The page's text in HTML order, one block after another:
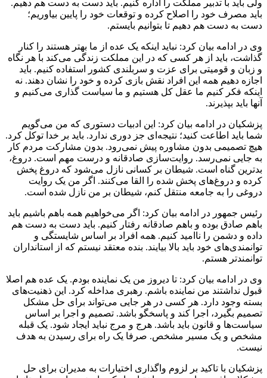
ولی باید با تدبیر مملکت را اداره کنیم. باید دست به دست هم دهیم.
باید مصرف خود را اصلاح کرده و توقعات خود را پایین بیاوریم؛
دست به دست هم دهیم تا بتوانیم بایستم.
وی در ادامه بیان کرد: نباید اینکه یک عده از ما بهتر هستند را کنار
گذاشت، باید از هر کسی که در این مملکت زندگی می‌کند با هر نگاه
و زبان و قومیتی برای عزت و سربلندی کشور استفاده کنیم. باید
اجازه دهیم همه این افراد نقش بازی کرده و خود را نشان دهند. نه
اینکه فکر کنیم ما عقل کل هستیم و ما سیاست گذاری می‌کنیم و
آنها باید بپذیرند.
پزشکیان در ادامه بیان کرد: این ادبیات دستوری که من می‌گویم
شما باید اطاعت کنید؛ نتیجه‌ای جز دوری ندارد. باید بر خدا توکل کرد.
هیچ تصمیمی بدون مشاوره پیش نمی‌رود. بدون مشارکت مردم کار
به جایی نمی‌رسد. روایت‌سازی صادقانه و درست مهم است. دروغ،
بدترین گناه است. شیطان بر کسانی نازل می‌شود که دروغ پخش
کرده و دروغ‌های پخش شده را القا می‌کنند. اگر من یک روایت
دروغی را به جامعه منتقل کنم، شیطان بر من نازل شده است.
رئیس جمهور در ادامه بیان کرد: اگر می‌خواهیم همه باهم باشیم باید
باهم صادق بوده و باهم صادقانه رفتار کنیم. باید دست به دست هم
داده و دشمن را ناامید کنیم. همه افراد بر اساس شایستگی و
توانمندی‌های خود باید بالا بیایند. بنده معتقد نیستم که از استانداران
توانمندتر هستم.
وی در ادامه بیان کرد: تا دیروز من یک نماینده بودم. یک عده هم اصلا
قبول نداشتند من نماینده باشم. رهبری مداخله کرد. این ذهنیت‌های
بسته وجود دارد. هر کسی در هر جایی می‌تواند برای حل مشکل
تصمیم بگیرد، اجرا کند و پاسخگو باشد. تصمیم و اجرا بر اساس
سیاست‌ها و قانون باید باشد. هرج و مرج نباید ایجاد شود. یک قبله
مشخص و یک مسیر مشخص. صرفا یک راه برای رسیدن به هدف
نیست.
پزشکیان با تاکید بر لزوم واگذاری اختیارات به مدیران برای حل